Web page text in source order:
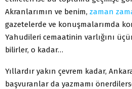
Akranlarımın ve benim, zaman
gazetelerde ve konuşmalarımda
Yahudileri cemaatinin varlığını
bilirler, o kadar…
Yıllardır yakın çevrem kadar,
başvuranlar da yazmamı